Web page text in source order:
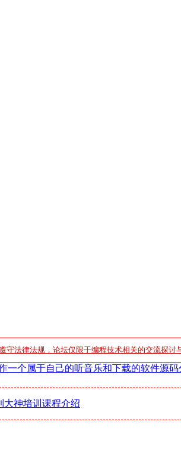
守法律法规，论坛仅限于编程技术相关的交流探
一个属于自己的听音乐和下载的软件源码
大神培训课程介绍